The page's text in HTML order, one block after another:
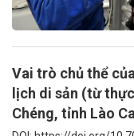
Vai trò chủ thể
lịch di sản (từ
Chéng, tỉnh Lào